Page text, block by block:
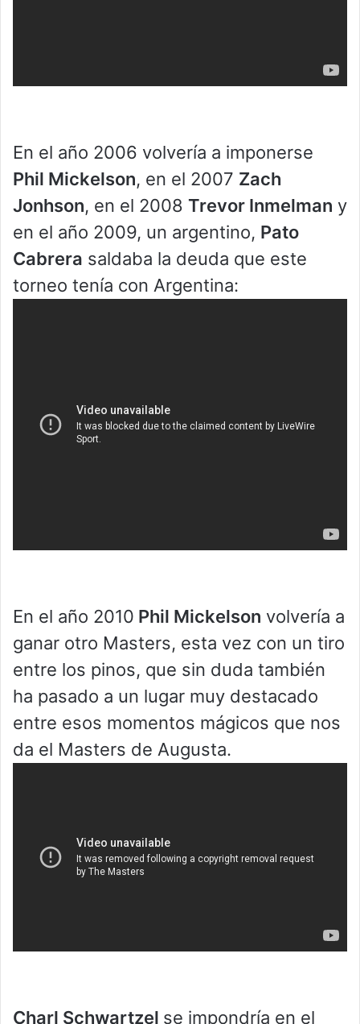
En el año 2006 volvería a imponerse
Phil Mickelson, en el 2007 Zach
Jonhson, en el 2008 Trevor Inmelman y
en el año 2009, un argentino, Pato
Cabrera saldaba la deuda que este
torneo tenía con Argentina:
En el año 2010 Phil Mickelson volvería a
ganar otro Masters, esta vez con un tiro
entre los pinos, que sin duda también
ha pasado a un lugar muy destacado
entre esos momentos mágicos que nos
da el Masters de Augusta.
Charl Schwartzel se impondría en el